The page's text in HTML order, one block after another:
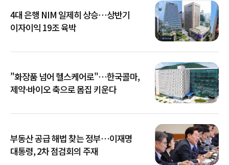
4대 은행 NIM 일제히 상승…상반기
이자이익 19조 육박
"화장품 넘어 헬스케어로"…한국콜마,
제약·바이오 축으로 몸집 키운다
부동산 공급 해법 찾는 정부…이재명
대통령, 2차 점검회의 주재